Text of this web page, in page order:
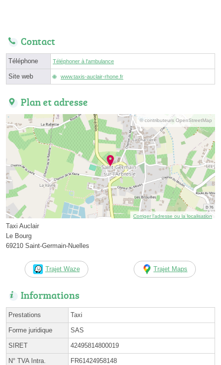
Contact
Téléphone Téléphoner à l'ambulance
Site web www.taxis-auclair-rhone.fr
Plan et adresse
© contributeurs OpenStreetMap
Corriger l’adresse ou la localisation
Taxi Auclair
Le Bourg
69210 Saint-Germain-Nuelles
Trajet Waze Trajet Maps
Informations
Prestations Taxi
Forme juridique SAS
SIRET 42495814800019
N° TVA Intra. FR61424958148